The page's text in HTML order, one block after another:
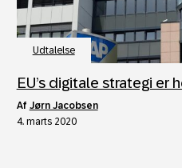
Udtalelse
EU’s digitale strategi er
af Jørn Jacobsen
4. marts 2020